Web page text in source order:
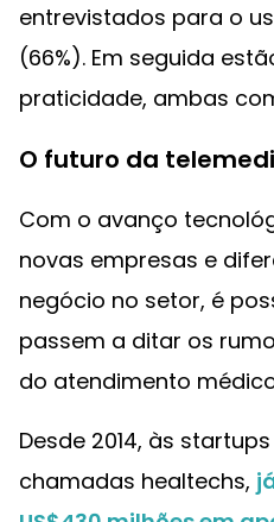
entrevistados para o
(66%). Em seguida
praticidade, ambas
O futuro da
Com o avanço
novas empresas e
negócio no setor, é
passem a ditar os
do atendimento
Desde 2014, às
chamadas healtechs,